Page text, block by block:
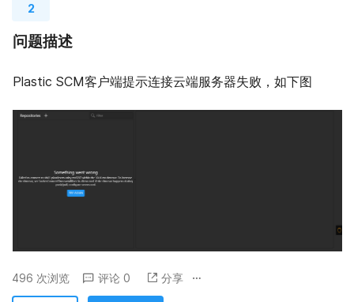
2
问题描述
Plastic SCM客户端提示连接云端服务器失败，如下图
496 次浏览 评论 0 分享